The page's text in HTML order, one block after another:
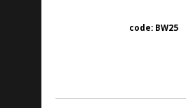
code: BW25